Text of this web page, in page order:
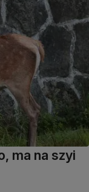
ma na szyi